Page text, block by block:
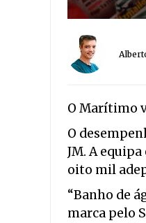
O Marítimo
O
JM. A
oito mil
“Banho de
marca pelo